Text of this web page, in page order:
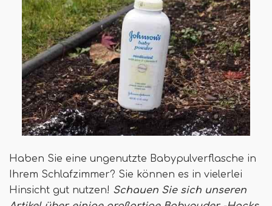
Haben Sie eine ungenutzte Babypulverflasche in
Ihrem Schlafzimmer? Sie können es in vielerlei
Hinsicht gut nutzen! Schauen Sie sich unseren